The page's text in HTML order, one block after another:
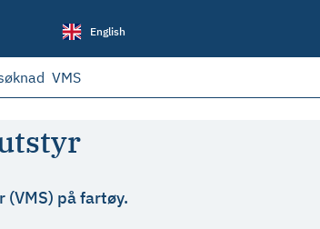
English
VMS
på fartøy.